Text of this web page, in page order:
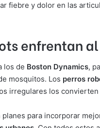
fiebre y dolor en las
enfrentan
los de Boston Dynamics,
mosquitos. Los perros
irregulares los
para incorporar